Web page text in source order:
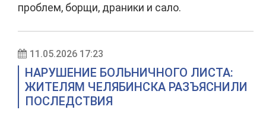
проблем, борщи, драники и сало.
11.05.2026 17:23
НАРУШЕНИЕ БОЛЬНИЧНОГО ЛИСТА:
ЖИТЕЛЯМ ЧЕЛЯБИНСКА РАЗЪЯСНИЛИ
ПОСЛЕДСТВИЯ